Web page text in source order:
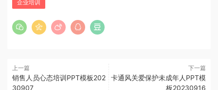
企业培训
上一篇
销售人员心态培训PPT模板202
30907
下一篇
卡通风关爱保护未成年人PPT模
板20230916